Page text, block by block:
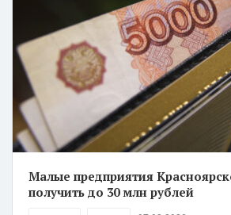
Малые предприятия
получить до 30 млн рублей